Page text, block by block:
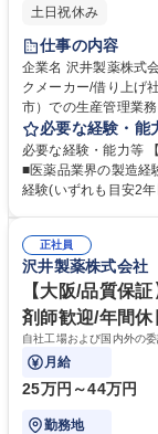
土日祝休み
仕事の内容
企業名 沢井製薬株式会社 求人名 【茨城/生産管理】国内最大手
クメーカー/借り上げ社宅有/年休129日
市）での生産管理業
の各種生産調整を実
り、ご担当いただく詳細業務を
調整（原薬入荷～バ
管理（月次処理、期
内最大手ジェネリッ
必要な経験・能
必要な経験・能力等
■医薬品業界の製造経
経験(いずれも目安2年以上) 【歓迎】・製造実行システム
ES)以外も可) ・ラインリーダー
院 大学 高専 短大 専
正社員
沢井製薬株式会社
【大阪/品質保
剤師歓迎/年間
自社工場および国内外の
月給
25万円～44万円
勤務地